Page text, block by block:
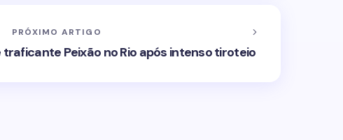
PRÓXIMO ARTIGO
Peixão no Rio após intenso tiroteio